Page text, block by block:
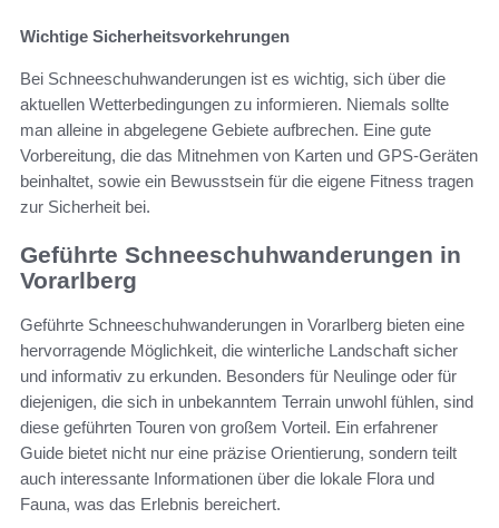
Wichtige Sicherheitsvorkehrungen
Bei Schneeschuhwanderungen ist es wichtig, sich über die
aktuellen Wetterbedingungen zu informieren. Niemals sollte
man alleine in abgelegene Gebiete aufbrechen. Eine gute
Vorbereitung, die das Mitnehmen von Karten und GPS-Geräten
beinhaltet, sowie ein Bewusstsein für die eigene Fitness tragen
zur Sicherheit bei.
Geführte Schneeschuhwanderungen in
Vorarlberg
Geführte Schneeschuhwanderungen in Vorarlberg bieten eine
hervorragende Möglichkeit, die winterliche Landschaft sicher
und informativ zu erkunden. Besonders für Neulinge oder für
diejenigen, die sich in unbekanntem Terrain unwohl fühlen, sind
diese geführten Touren von großem Vorteil. Ein erfahrener
Guide bietet nicht nur eine präzise Orientierung, sondern teilt
auch interessante Informationen über die lokale Flora und
Fauna, was das Erlebnis bereichert.